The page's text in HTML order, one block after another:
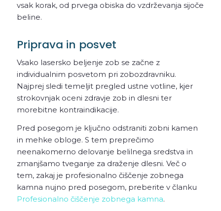
vsak korak, od prvega obiska do vzdrževanja sijoče
beline.
Priprava in posvet
Vsako lasersko beljenje zob se začne z
individualnim posvetom pri zobozdravniku.
Najprej sledi temeljit pregled ustne votline, kjer
strokovnjak oceni zdravje zob in dlesni ter
morebitne kontraindikacije.
Pred posegom je ključno odstraniti zobni kamen
in mehke obloge. S tem preprečimo
neenakomerno delovanje belilnega sredstva in
zmanjšamo tveganje za draženje dlesni. Več o
tem, zakaj je profesionalno čiščenje zobnega
kamna nujno pred posegom, preberite v članku
Profesionalno čiščenje zobnega kamna.